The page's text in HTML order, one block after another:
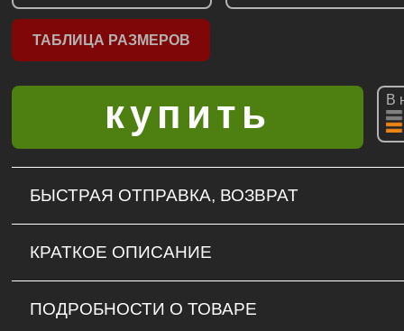
ТАБЛИЦА РАЗМЕРОВ
В
БЫСТРАЯ ОТПРАВКА, ВОЗВРАТ
КРАТКОЕ ОПИСАНИЕ
ПОДРОБНОСТИ О ТОВАРЕ